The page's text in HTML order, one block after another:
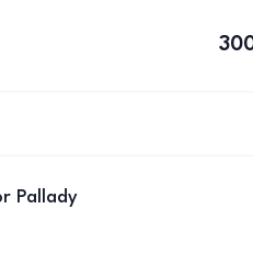
Pallady